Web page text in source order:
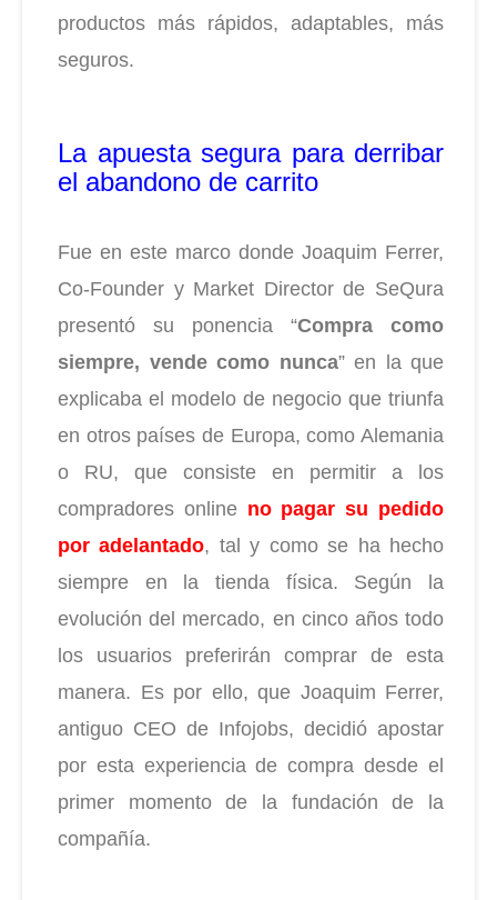
productos más rápidos, adaptables, más
seguros.
La apuesta segura para derribar
el abandono de carrito
Fue en este marco donde Joaquim Ferrer,
Co-Founder y Market Director de SeQura
presentó su ponencia “Compra como
siempre, vende como nunca” en la que
explicaba el modelo de negocio que triunfa
en otros países de Europa, como Alemania
o RU, que consiste en permitir a los
compradores online no pagar su pedido
por adelantado, tal y como se ha hecho
siempre en la tienda física. Según la
evolución del mercado, en cinco años todo
los usuarios preferirán comprar de esta
manera. Es por ello, que Joaquim Ferrer,
antiguo CEO de Infojobs, decidió apostar
por esta experiencia de compra desde el
primer momento de la fundación de la
compañía.